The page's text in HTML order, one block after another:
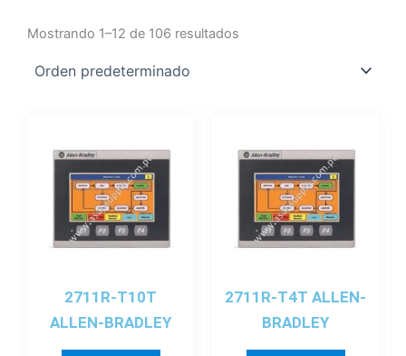
Mostrando 1–12 de 106 resultados
2711R-T10T
ALLEN-BRADLEY
2711R-T4T ALLEN-
BRADLEY